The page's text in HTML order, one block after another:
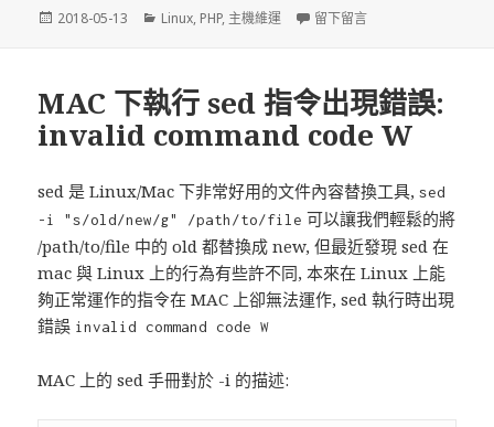
發
2018-05-13
分
Linux, PHP, 主機維運 留下留言
MAC 下執行 sed 指令出現錯誤:
invalid command code W
sed 是 Linux/Mac 下非常好用的文件內容替換工具,sed
-i "s/old/new/g" /path/to/file 可以讓我們輕鬆的將
/path/to/file 中的 old 都替換成 new, 但最近發現 sed 在
mac 與 Linux 上的行為有些許不同, 本來在 Linux 上能
夠正常運作的指令在 MAC 上卻無法運作, sed 執行時出現
錯誤 invalid command code W
MAC 上的 sed 手冊對於 -i 的描述: